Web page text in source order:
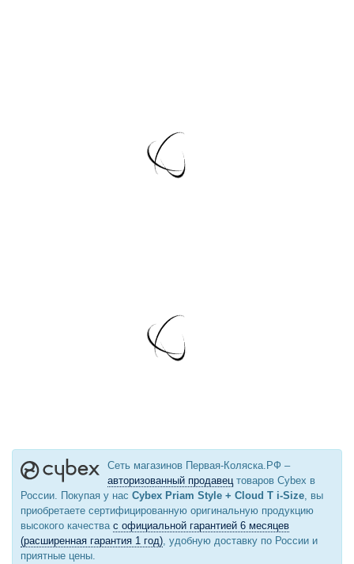
Сеть магазинов Первая-Коляска.РФ –
авторизованный продавецтоваров Cybex в
России. Покупая у нас Cybex Priam Style + Cloud T i-Size, вы
приобретаете сертифицированную оригинальную продукцию
высокого качества с официальной гарантией 6 месяцев
(расширенная гарантия 1 год), удобную доставку по России и
приятные цены.